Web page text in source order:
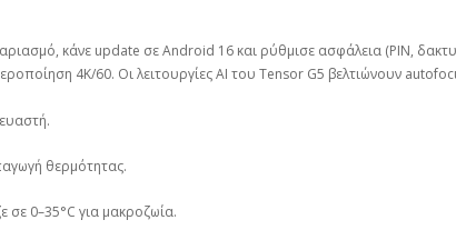
κάνε update σε Android 16 και ρύθμισε ασφάλεια (PIN,
4K/60. Οι λειτουργίες AI του Tensor G5 βελτιώνουν
θερμότητας.
σε 0–35°C για μακροζωία.